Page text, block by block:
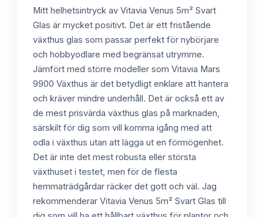
Mitt helhetsintryck av Vitavia Venus 5m² Svart
Glas är mycket positivt. Det är ett fristående
växthus glas som passar perfekt för nybörjare
och hobbyodlare med begränsat utrymme.
Jämfört med större modeller som Vitavia Mars
9900 Växthus är det betydligt enklare att hantera
och kräver mindre underhåll. Det är också ett av
de mest prisvärda växthus glas på marknaden,
särskilt för dig som vill komma igång med att
odla i växthus utan att lägga ut en förmögenhet.
Det är inte det mest robusta eller största
växthuset i testet, men för de flesta
hemmaträdgårdar räcker det gott och väl. Jag
rekommenderar Vitavia Venus 5m² Svart Glas till